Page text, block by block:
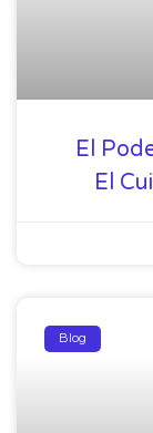
El
El
Blog